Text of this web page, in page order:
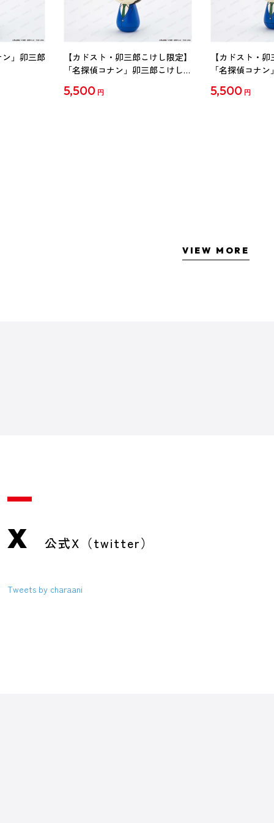
」卯三郎
【カドスト・卯三郎こけし限定】
「名探偵コナン」卯三郎こけし
5,500 円
【カドスト・
「名探偵コナ
5,500 円
VIEW MORE
X 公式X（twitter）
Tweets by charaani